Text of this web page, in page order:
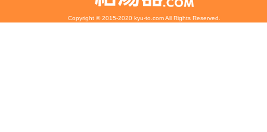
Copyright © 2015-2020 kyu-to.com All Rights Reserved.